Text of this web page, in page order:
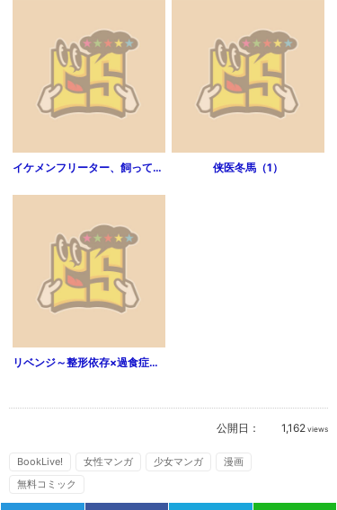
イケメンフリーター、飼ってます 1 侠医冬馬（1）
リベンジ～整形依存×過食症デブ女×虐待の遺伝子～（1）
公開日： 1,162 views
BookLive! 女性マンガ 少女マンガ
漫画
無料コミック